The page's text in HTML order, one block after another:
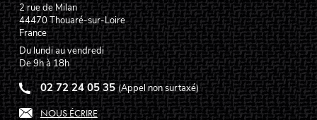
2 rue de Milan
44470Thouaré-sur-Loire
France
Du lundi au vendredi
De 9h à 18h
02 72 24 05 35 (Appel non surtaxé)
NOUS ÉCRIRE